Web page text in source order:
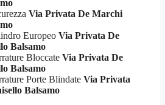
Via Privata De Marchi
Europeo Via Privata De
Balsamo
Bloccate Via Privata De
Balsamo
Porte Blindate Via Privata
Balsamo